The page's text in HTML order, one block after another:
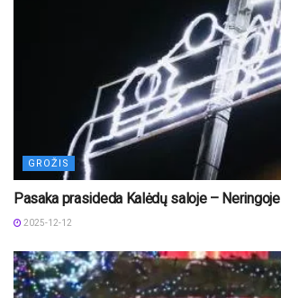
GROŽIS
Pasaka prasideda Kalėdų saloje – Neringoje
2025-12-12